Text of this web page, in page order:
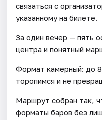
связаться с
указанному на билете.
За один вечер — пять
центра и понятный
Формат камерный: до
торопимся и не
Маршрут собран так,
форматы баров без